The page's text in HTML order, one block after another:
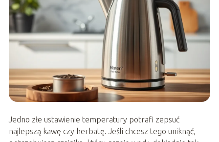
Jedno złe ustawienie temperatury potrafi zepsuć
najlepszą kawę czy herbatę. Jeśli chcesz tego uniknąć,